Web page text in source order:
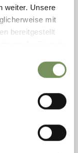
weiter. Unsere
mit
bereitgestellt